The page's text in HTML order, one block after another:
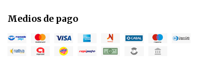
Medios de pago